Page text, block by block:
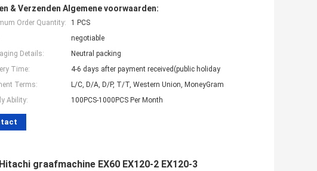
& Verzenden Algemene voorwaarden:
Order Quantity:
1 PCS
negotiable
Details:
Neutral packing
Time:
4-6 days after payment received(public holiday
Terms:
L/C, D/A, D/P, T/T, Western Union, MoneyGram
Ability:
100PCS-1000PCS Per Month
graafmachine EX60 EX120-2 EX120-3